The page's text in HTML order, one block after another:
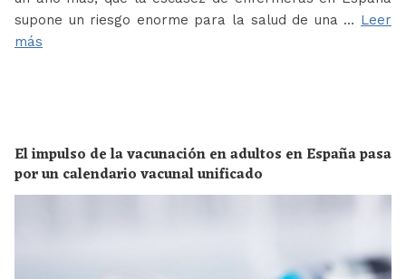
supone un riesgo enorme para la salud de una … Leer
más
El impulso de la vacunación en adultos en España pasa
por un calendario vacunal unificado